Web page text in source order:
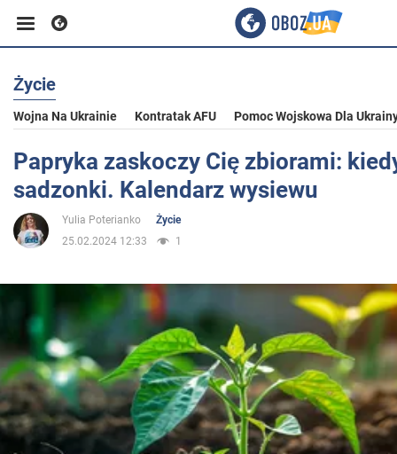
Biznes
Sport
Rozrywka
Polityka
Społeczeństwo
Wojna na Ukrainie
Życie
Wojna Na Ukrainie Kontratak AFU Pomoc Wojskowa Dla
Papryka zaskoczy Cię zbiorami:
sadzonki. Kalendarz wysiewu
Yulia Poterianko
Życie
25.02.2024 12:33
1